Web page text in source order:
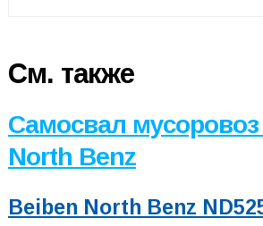
См. также
Самосвал
North Benz
Beiben North Benz